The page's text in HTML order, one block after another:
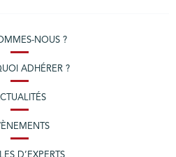
NOUS ?
ADHÉRER ?